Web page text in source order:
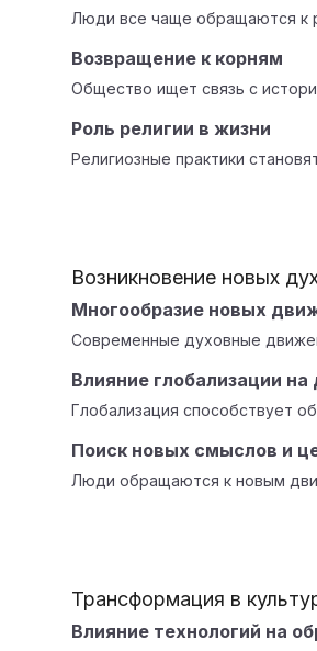
Люди все чаще обращаются к
Возвращение к корням
Общество ищет связь с
Роль религии в жизни
Религиозные практики
Возникновение новых
Многообразие новых
Современные духовные
Влияние глобализации на
Глобализация способствует
Поиск новых смыслов и
Люди обращаются к новым
Трансформация в
Влияние технологий на